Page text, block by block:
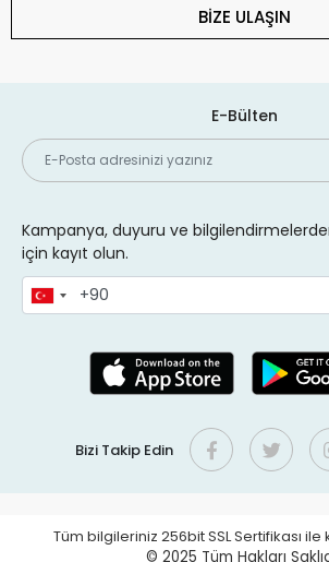
BİZE ULAŞIN
E-Bülten
Kampanya, duyuru ve
için kayıt olun.
Bizi Takip Edin
Tüm bilgileriniz 256bit SSL Sertifikası
© 2025 Tüm Hakları